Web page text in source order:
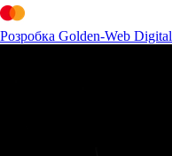
Розробка Golden-Web Digital